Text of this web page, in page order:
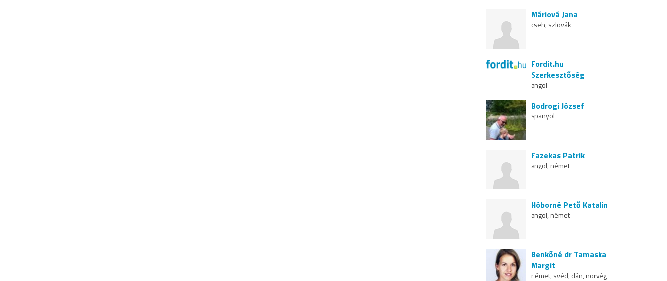
Máriová Jana
cseh, szlovák
Fordit.hu
Szerkesztőség
angol
Bodrogi József
spanyol
Fazekas Patrik
angol, német
Hóborné Pető Katalin
angol, német
Benkőné dr Tamaska
Margit
német, svéd, dán, norvég